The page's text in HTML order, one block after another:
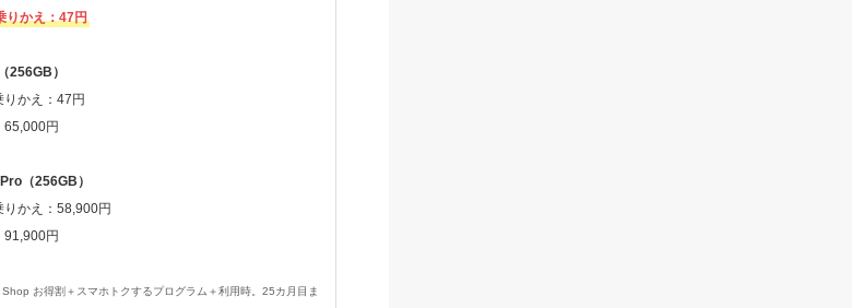
りかえ：47円
256GB）
りかえ：47円
65,000円
（256GB）
りかえ：58,900円
91,900円
お得割＋スマホトクするプログラム＋利用時。25カ月目ま